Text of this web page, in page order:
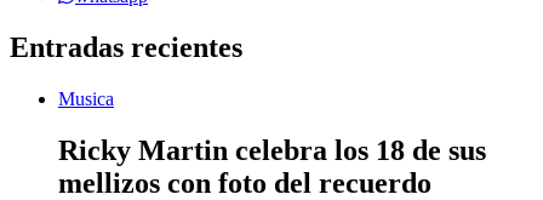
Entradas recientes
Musica
Ricky Martin celebra los 18 de sus
mellizos con foto del recuerdo